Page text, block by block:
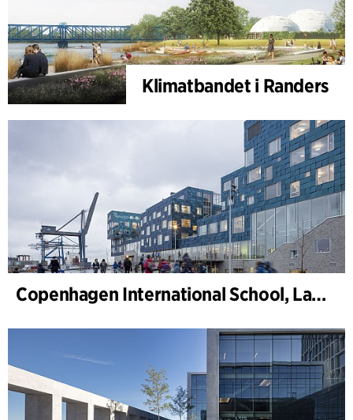
Klimatbandet i Randers
Copenhagen International School, Landskap